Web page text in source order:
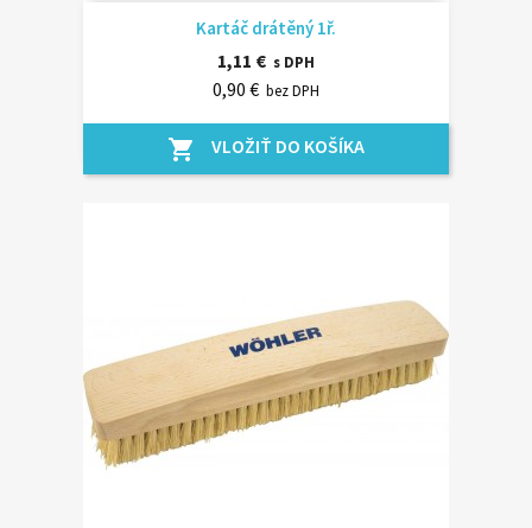
Kartáč drátěný 1ř.
1,11 € s DPH
0,90 € bez DPH
shopping_cart VLOŽIŤ DO KOŠÍKA